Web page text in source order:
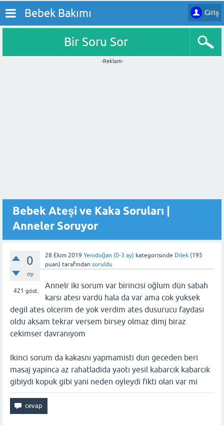
Giriş
Bebek Bakımı
Bir Soru Sor
-Reklam-
Bebek Ateşi ve Kaka Soruları |
Anneler Soruyor
0
oy
421 göst.
28 Ekim 2019 Yenidoğan (0-3 ay) kategorisinde Dilek (195
puan) tarafından soruldu
Annelr iki sorum var birincisi oğlum dün sabah
karsı atesı vardü hala da var ama cok yuksek
degil ates olcerim de yok verdim ates dusurucu faydası
oldu aksam tekrar versem birsey olmaz dimj biraz
cekimser davranıyom
Ikinci sorum da kakasnı yapmamisti dun geceden beri
masaj yapinca az rahatladida yaotı yesil kabarcık kabarcık
gibiydi kopuk gibi yani neden oyleydi fikti olan var mi